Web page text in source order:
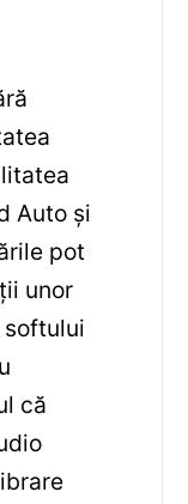
Auto și
pot
unor
că